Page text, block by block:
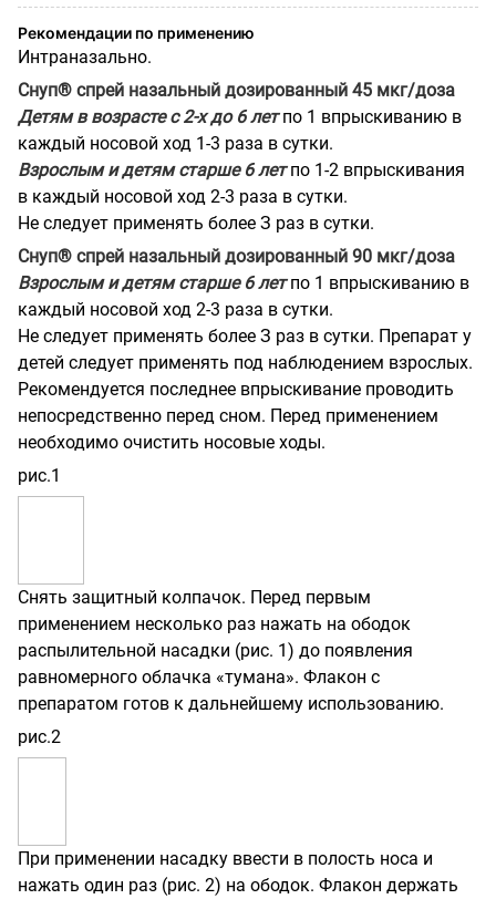
Рекомендации по применению
Интраназально.
Снуп® спрей назальный дозированный 45 мкг/доза
Детям в возрасте с 2-х до 6 летпо 1 впрыскиванию в
каждый носовой ход 1-3 раза в сутки.
Взрослым и детям старше 6 летпо 1-2 впрыскивания
в каждый носовой ход 2-3 раза в сутки.
Не следует применять более З раз в сутки.
Снуп® спрей назальный дозированный 90 мкг/доза
Взрослым и детям старше 6 летпо 1 впрыскиванию в
каждый носовой ход 2-3 раза в сутки.
Не следует применять более З раз в сутки. Препарат у
детей следует применять под наблюдением взрослых.
Рекомендуется последнее впрыскивание проводить
непосредственно перед сном. Перед применением
необходимо очистить носовые ходы.
рис.1
Снять защитный колпачок. Перед первым
применением несколько раз нажать на ободок
распылительной насадки (рис. 1) до появления
равномерного облачка «тумана». Флакон с
препаратом готов к дальнейшему использованию.
рис.2
При применении насадку ввести в полость носа и
нажать один раз (рис. 2) на ободок. Флакон держать